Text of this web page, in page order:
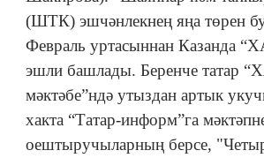
(ШТК) эшчәнлекнең яңа төрен
Февраль уртасыннан Казанда
эшли башлады. Беренче татар
мәктәбе”ндә утыздан артык
хакта “Татар-информ”га
оештыручыларның берсе,